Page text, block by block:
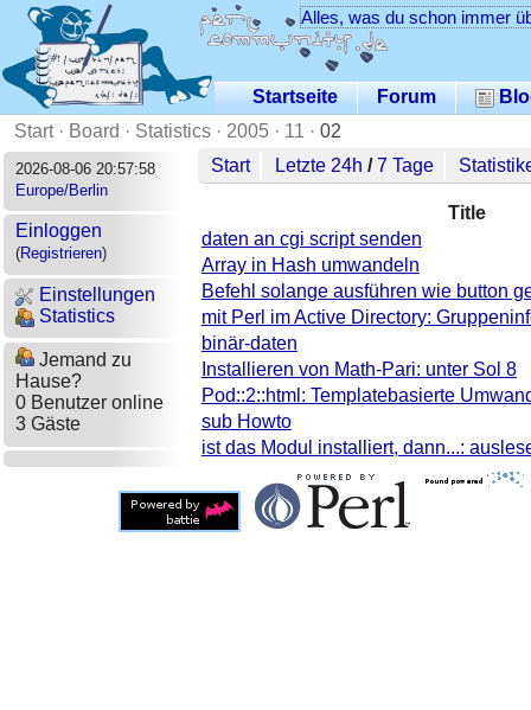
Alles, was du schon immer
Startseite Forum
Start· Board · Statistics · 2005 · 11 · 02
2026-08-06 20:57:58
Europe/Berlin
Einloggen
(Registrieren)
Einstellungen
Statistics
Jemand zu
Hause?
0 Benutzer online
3 Gäste
Start Letzte 24h /7 Tage
Title
daten an cgi script senden
Array in Hash umwandeln
Befehl solange ausführen wie button
mit Perl im Active Directory:
binär-daten
Installieren von Math-Pari: unter Sol 8
Pod::2::html: Templatebasierte
sub Howto
ist das Modul installiert, dann...: